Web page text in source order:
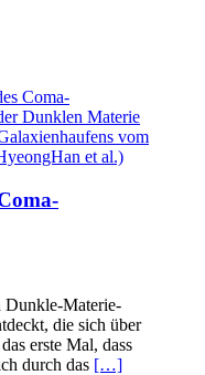
Dunkle-Materie-
die sich über
erste Mal, dass
durch das […]